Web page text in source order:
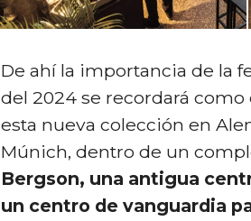
De ahí la importancia de la
del 2024 se recordará
esta nueva colección en
Múnich, dentro de un
Bergson, una antigua
un centro de vanguardia